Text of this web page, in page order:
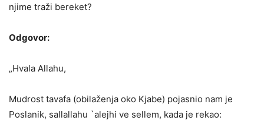
njime traži bereket?
Odgovor:
„Hvala Allahu,
Mudrost tavafa (obilaženja oko Kjabe) pojasnio nam je
Poslanik, sallallahu `alejhi ve sellem, kada je rekao: